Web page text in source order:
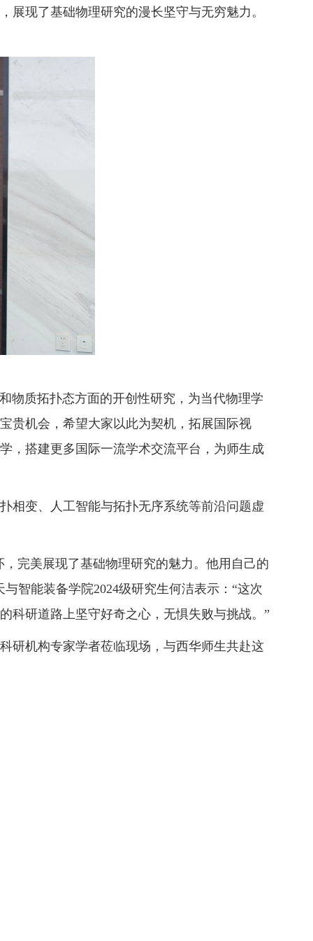
现了基础物理研究的漫长坚守与无穷魅力。
物质拓扑态方面的开创性研究，为当代物理学
贵机会，希望大家以此为契机，拓展国际视
，搭建更多国际一流学术交流平台，为师生成
相变、人工智能与拓扑无序系统等前沿问题虚
完美展现了基础物理研究的魅力。他用自己的
智能装备学院2024级研究生何洁表示：“这次
科研道路上坚守好奇之心，无惧失败与挑战。”
研机构专家学者莅临现场，与西华师生共赴这